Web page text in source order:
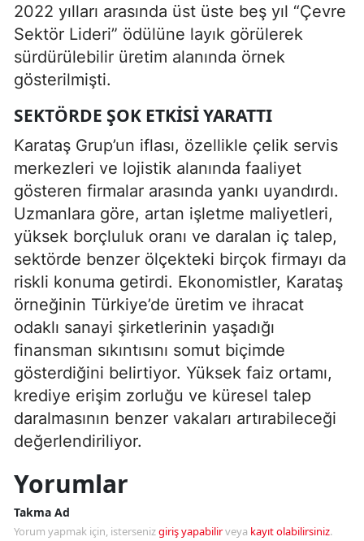
2022 yılları arasında üst üste beş yıl “Çevre
Sektör Lideri” ödülüne layık görülerek
sürdürülebilir üretim alanında örnek
gösterilmişti.
SEKTÖRDE ŞOK ETKISI YARATTI
Karataş Grup’un iflası, özellikle çelik servis
merkezleri ve lojistik alanında faaliyet
gösteren firmalar arasında yankı uyandırdı.
Uzmanlara göre, artan işletme maliyetleri,
yüksek borçluluk oranı ve daralan iç talep,
sektörde benzer ölçekteki birçok firmayı da
riskli konuma getirdi. Ekonomistler, Karataş
örneğinin Türkiye’de üretim ve ihracat
odaklı sanayi şirketlerinin yaşadığı
finansman sıkıntısını somut biçimde
gösterdiğini belirtiyor. Yüksek faiz ortamı,
krediye erişim zorluğu ve küresel talep
daralmasının benzer vakaları artırabileceği
değerlendiriliyor.
Yorumlar
Takma Ad
Yorum yapmak için, istersenizgiriş yapabilirveya kayıt olabilirsiniz.